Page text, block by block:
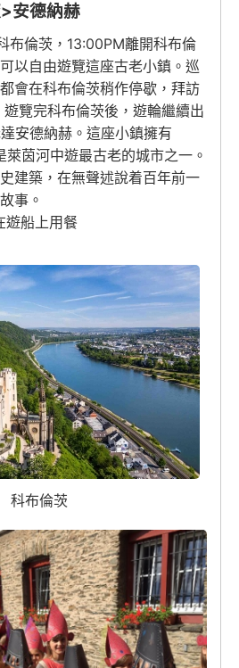
安德納赫
布倫茨，13:00PM離開科布倫
以自由遊覽這座古老小鎮。巡
會在科布倫茨稍作停歇，拜訪
覽完科布倫茨後，遊輪繼續出
安德納赫。這座小鎮擁有
茵河中遊最古老的城市之一。
建築，在無聲述說着百年前一
事。
船上用餐
科布倫茨